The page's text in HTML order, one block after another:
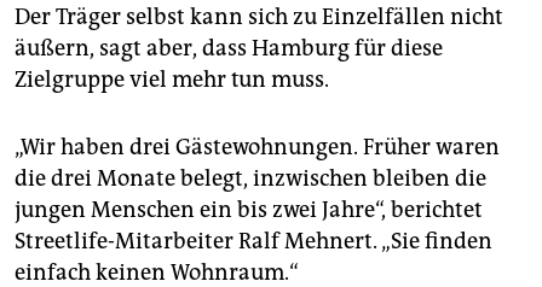
Der Träger selbst kann sich zu Einzelfällen nicht
äußern, sagt aber, dass Hamburg für diese
Zielgruppe viel mehr tun muss.
„Wir haben drei Gästewohnungen. Früher waren
die drei Monate belegt, inzwischen bleiben die
jungen Menschen ein bis zwei Jahre“, berichtet
Streetlife-Mitarbeiter Ralf Mehnert. „Sie finden
einfach keinen Wohnraum.“